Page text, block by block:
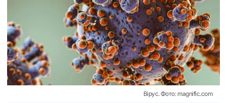
Вірус. Фото: magnific.com